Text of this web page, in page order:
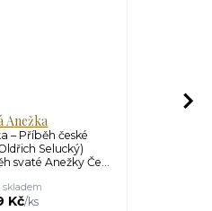
Anežka
– Příběh české
Selucký)
svaté Anežky Če...
Kč/ks
skladem